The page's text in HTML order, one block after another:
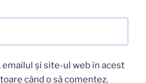
emailul și site-ul web în acest
când o să comentez.